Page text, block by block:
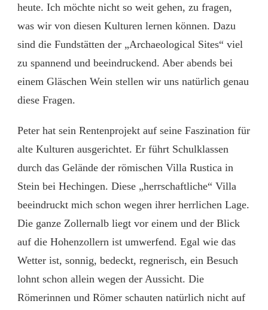
heute. Ich möchte nicht so weit gehen, zu fragen,
was wir von diesen Kulturen lernen können. Dazu
sind die Fundstätten der „Archaeological Sites“ viel
zu spannend und beeindruckend. Aber abends bei
einem Gläschen Wein stellen wir uns natürlich genau
diese Fragen.
Peter hat sein Rentenprojekt auf seine Faszination für
alte Kulturen ausgerichtet. Er führt Schulklassen
durch das Gelände der römischen Villa Rustica in
Stein bei Hechingen. Diese „herrschaftliche“ Villa
beeindruckt mich schon wegen ihrer herrlichen Lage.
Die ganze Zollernalb liegt vor einem und der Blick
auf die Hohenzollern ist umwerfend. Egal wie das
Wetter ist, sonnig, bedeckt, regnerisch, ein Besuch
lohnt schon allein wegen der Aussicht. Die
Römerinnen und Römer schauten natürlich nicht auf